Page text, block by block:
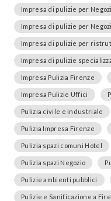
Impresa di pulizie per
Impresa di pulizie per
Impresa di pulizie per
Impresa di pulizie
Impresa Pulizia Firenze
Impresa Pulizie Uffici
Pulizia civile e industriale
Pulizia Impresa Firenze
Pulizia spazi comuni Hotel
Pulizia spazi Negozio
Pulizie ambienti pubblici
Pulizie e Sanificazione a